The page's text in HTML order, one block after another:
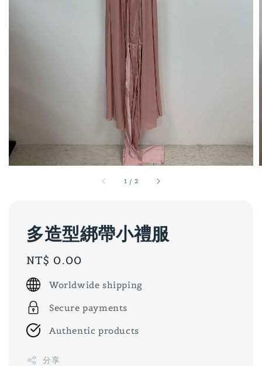
1 / 2
多造型綁帶小禮服
Regular
price
NT$ 0.00
Worldwide shipping
Secure payments
Authentic products
分享